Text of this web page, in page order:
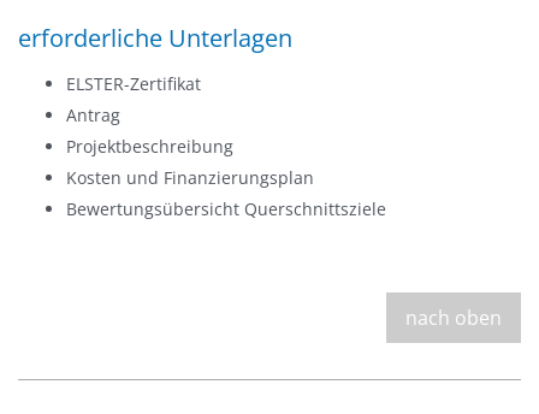
erforderliche Unterlagen
ELSTER-Zertifikat
Antrag
Projektbeschreibung
Kosten und Finanzierungsplan
Bewertungsübersicht Querschnittsziele
nach oben